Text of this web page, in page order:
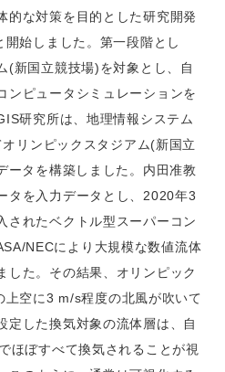
的な対策を目的とした研究開発
始しました。第一段階とし
(新国立競技場)を対象とし、自
ンピュータシミュレーションを
研究所は、地理情報システム
リンピックスタジアム(新国立
ータを構築しました。内田准教
タを入力データとし、2020年3
されたベクトル型スーパーコン
NECにより大規模な数値流体
した。その結果、オリンピック
上空に3 m/s程度の北風が吹いて
定した換気対象の流体層は、自
ほぼすべて換気されることが視